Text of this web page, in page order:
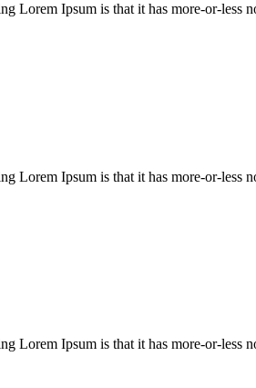
Lorem Ipsum is that it has more-or-
Lorem Ipsum is that it has more-or-
Lorem Ipsum is that it has more-or-